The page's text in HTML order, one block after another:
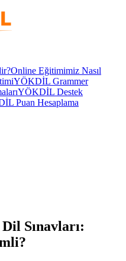
Online Eğitimimiz Nasıl
YÖKDİL Grammer
YÖKDİL Destek
Puan Hesaplama
Sınavları: